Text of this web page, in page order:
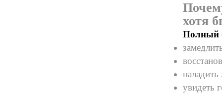
хотя
Полный
увидеть